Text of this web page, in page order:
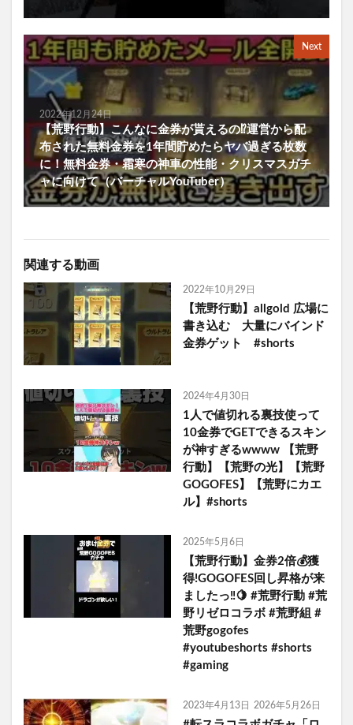
Next
2022年12月24日
【荒野行動】こんなに金券が貰えるの⁉運営から配
布された無料金券を1年間貯めたらヤバ過ぎる枚数
に！無料金券・霜寒の神車の性能・クリスマスガチ
ャに向けて（バーチャルYouTuber）
関連する動画
2022年10月29日
【荒野行動】allgold 広場に
書き込む 大量にバインド
金券ゲット #shorts
2024年4月30日
1人で値切れる裏技使って
10金券でGETできるスキン
が神すぎるwwww 【荒野
行動】【荒野の光】【荒野
GOGOFES】【荒野にカエ
ル】#shorts
2025年5月6日
【荒野行動】金券2倍💰獲
得!GOGOFES回し昇格が来
ましたっ‼️🍋 #荒野行動 #荒
野リゼロコラボ #荒野組 #
荒野gogofes
#youtubeshorts #shorts
#gaming
2023年4月13日 2026年5月26日